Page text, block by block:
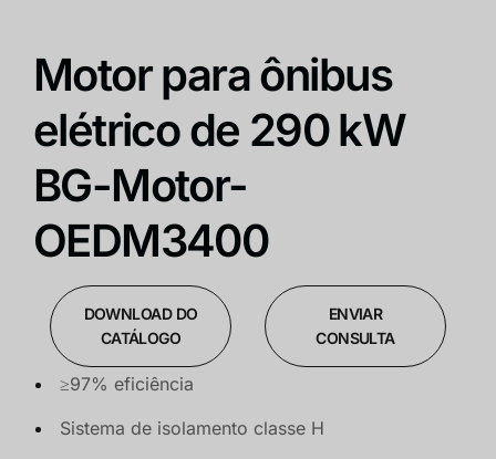
Motor para ônibus
elétrico de 290 kW
BG-Motor-
OEDM3400
DOWNLOAD DO
CATÁLOGO
ENVIAR
CONSULTA
≥97% eficiência
Sistema de isolamento classe H